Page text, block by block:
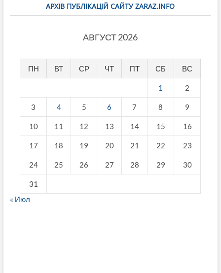
АРХІВ ПУБЛІКАЦІЙ САЙТУ ZARAZ.INFO
АВГУСТ 2026
ПН ВТ СР ЧТ ПТ СБ ВС
1 2
3 4 5 6 7 8 9
10 11 12 13 14 15 16
17 18 19 20 21 22 23
24 25 26 27 28 29 30
31
« Июл